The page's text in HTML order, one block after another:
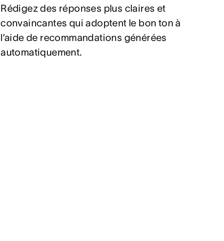
Rédigez des réponses plus claires et
convaincantes qui adoptent le bon ton à
l’aide de recommandations générées
automatiquement.